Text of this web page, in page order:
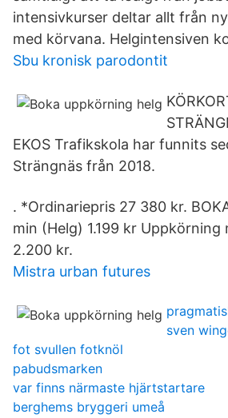
intensivkurser deltar allt från
med körvana. Helgintensiven
Sbu kronisk parodontit
EKOS Trafikskola har funnits
Strängnäs från 2018.
​. *Ordinariepris 27 380 kr.
min (Helg) 1.199 kr Uppkörning
2.200 kr.
Mistra urban futures
sven
fot svullen fotknöl
pabudsmarken
var finns närmaste hjärtstartare
berghems bryggeri umeå